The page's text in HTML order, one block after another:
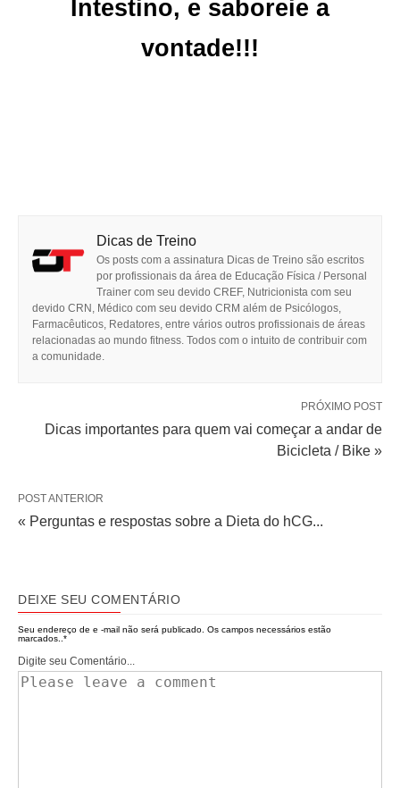
Intestino, e saboreie a
vontade!!!
Dicas de Treino
Os posts com a assinatura Dicas de Treino são escritos
por profissionais da área de Educação Física / Personal
Trainer com seu devido CREF, Nutricionista com seu
devido CRN, Médico com seu devido CRM além de Psicólogos,
Farmacêuticos, Redatores, entre vários outros profissionais de áreas
relacionadas ao mundo fitness. Todos com o intuito de contribuir com
a comunidade.
PRÓXIMO POST
Dicas importantes para quem vai começar a andar de
Bicicleta / Bike »
POST ANTERIOR
« Perguntas e respostas sobre a Dieta do hCG...
DEIXE SEU COMENTÁRIO
Seu endereço de e -mail não será publicado. Os campos necessários estão
marcados.. *
Digite seu Comentário...